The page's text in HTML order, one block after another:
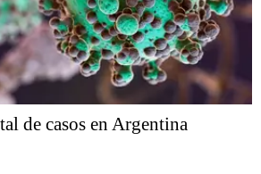
de casos en Argentina